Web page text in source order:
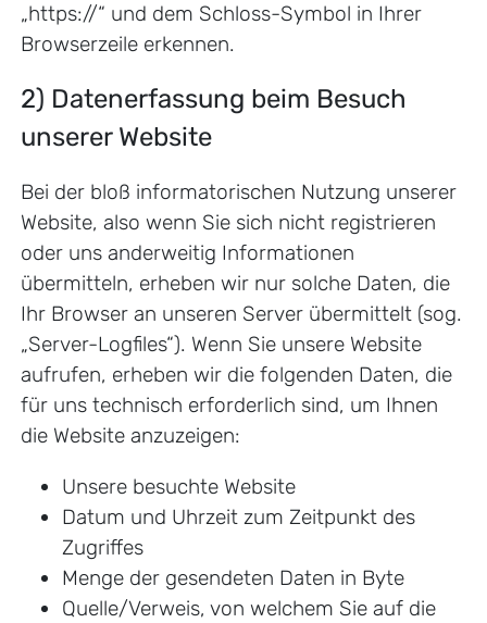
„https://“ und dem Schloss-Symbol in Ihrer
Browserzeile erkennen.
2) Datenerfassung beim Besuch
unserer Website
Bei der bloß informatorischen Nutzung unserer
Website, also wenn Sie sich nicht registrieren
oder uns anderweitig Informationen
übermitteln, erheben wir nur solche Daten, die
Ihr Browser an unseren Server übermittelt (sog.
„Server-Logfiles“). Wenn Sie unsere Website
aufrufen, erheben wir die folgenden Daten, die
für uns technisch erforderlich sind, um Ihnen
die Website anzuzeigen:
Unsere besuchte Website
Datum und Uhrzeit zum Zeitpunkt des
Zugriffes
Menge der gesendeten Daten in Byte
Quelle/Verweis, von welchem Sie auf die